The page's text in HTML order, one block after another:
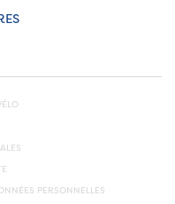
PERSONNELLES